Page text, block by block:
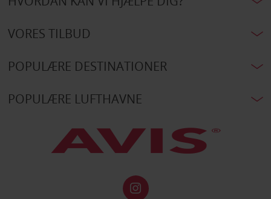
VORES TILBUD
POPULÆRE DESTINATIONER
POPULÆRE LUFTHAVNE